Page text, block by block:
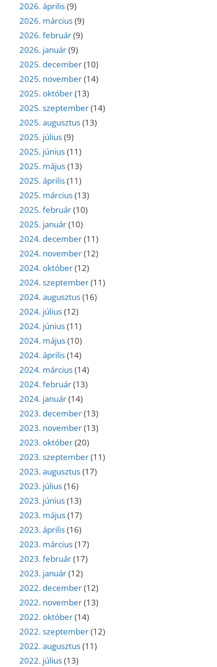
2026. április(9)
2026. március(9)
2026. február(9)
2026. január(9)
2025. december(10)
2025. november(14)
2025. október(13)
2025. szeptember(14)
2025. augusztus(13)
2025. július(9)
2025. június(11)
2025. május(13)
2025. április(11)
2025. március(13)
2025. február(10)
2025. január(10)
2024. december(11)
2024. november(12)
2024. október(12)
2024. szeptember(11)
2024. augusztus(16)
2024. július(12)
2024. június(11)
2024. május(10)
2024. április(14)
2024. március(14)
2024. február(13)
2024. január(14)
2023. december(13)
2023. november(13)
2023. október(20)
2023. szeptember(11)
2023. augusztus(17)
2023. július(16)
2023. június(13)
2023. május(17)
2023. április(16)
2023. március(17)
2023. február(17)
2023. január(12)
2022. december(12)
2022. november(13)
2022. október(14)
2022. szeptember(12)
2022. augusztus(11)
2022. július(13)